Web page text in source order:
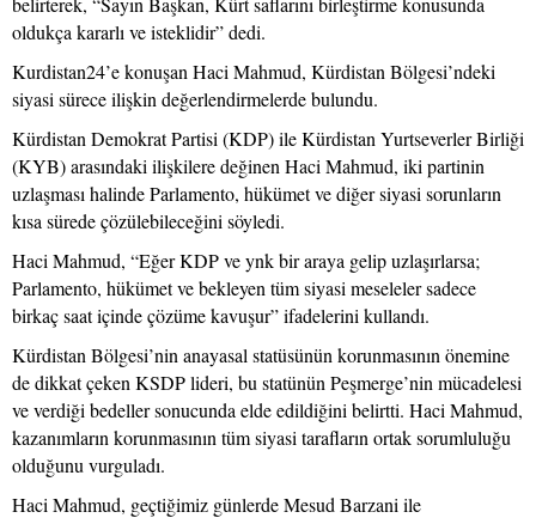
oldukça kararlı ve isteklidir” dedi.
Kurdistan24’e konuşan Haci Mahmud, Kürdistan Bölgesi’ndeki
siyasi sürece ilişkin değerlendirmelerde bulundu.
Kürdistan Demokrat Partisi (KDP) ile Kürdistan Yurtseverler Birliği
(KYB) arasındaki ilişkilere değinen Haci Mahmud, iki partinin
uzlaşması halinde Parlamento, hükümet ve diğer siyasi sorunların
kısa sürede çözülebileceğini söyledi.
Haci Mahmud, “Eğer KDP ve ynk bir araya gelip uzlaşırlarsa;
Parlamento, hükümet ve bekleyen tüm siyasi meseleler sadece
birkaç saat içinde çözüme kavuşur” ifadelerini kullandı.
Kürdistan Bölgesi’nin anayasal statüsünün korunmasının önemine
de dikkat çeken KSDP lideri, bu statünün Peşmerge’nin mücadelesi
ve verdiği bedeller sonucunda elde edildiğini belirtti. Haci Mahmud,
kazanımların korunmasının tüm siyasi tarafların ortak sorumluluğu
olduğunu vurguladı.
Haci Mahmud, geçtiğimiz günlerde Mesud Barzani ile